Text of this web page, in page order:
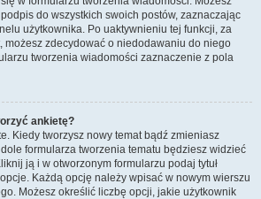
do wszystkich swoich postów, zaznaczając
użytkownika. Po uaktywnieniu tej funkcji, za
możesz zdecydować o niedodawaniu do niego
tworzenia wiadomości zaznaczenie z pola
ankietę?
Kiedy tworzysz nowy temat bądź zmieniasz
formularza tworzenia tematu będziesz widzieć
ją i w otworzonym formularzu podaj tytuł
Każdą opcję należy wpisać w nowym wierszu
Możesz określić liczbę opcji, jakie użytkownik